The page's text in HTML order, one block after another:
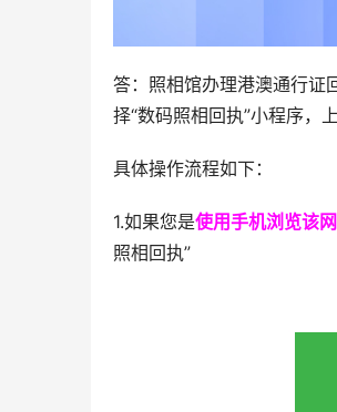
答：照相馆办理港澳通行证
择“数码照相回执”小程序，
具体操作流程如下：
1.如果您是使用手机浏览该
照相回执”